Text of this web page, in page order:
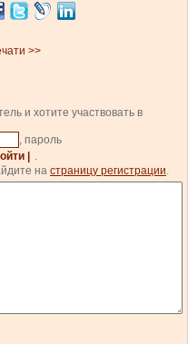
>>
и хотите участвовать в
, пароль
|
.
на страницу регистрации.